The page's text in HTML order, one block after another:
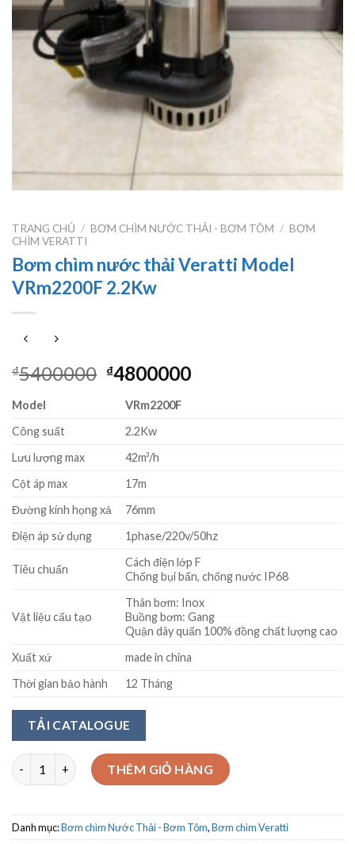
TRANG CHỦ / BƠM CHÌM NƯỚC THẢI - BƠM TÕM / BƠM
CHÌM VERATTI
Bơm chìm nước thải Veratti Model
VRm2200F 2.2Kw
₫5400000 Giá
₫5400000.
₫4800000Giá
Model
VRm2200F
Công suất
2.2Kw
Lưu lượng max
42m³/h
Cột áp max
17m
Đường kính họng xả
76mm
Điện áp sử dụng
1phase/220v/50hz
Tiêu chuẩn
Cách điện lớp F
Chống bụi bẩn, chống nước IP68
Vật liệu cấu tạo
Thân bơm: Inox
Buồng bơm: Gang
Quận dây quấn 100% đồng chất lượng cao
Xuất xứ
made in china
Thời gian bảo hành
12 Tháng
TẢI CATALOGUE
Bơm chìm nước thải Veratti Model VRm2200F 2.2Kw số lượng
THÊM GIỎ HÀNG
Danh mục:Bơm chìm Nước Thải - Bơm Tõm,Bơm chìm Veratti